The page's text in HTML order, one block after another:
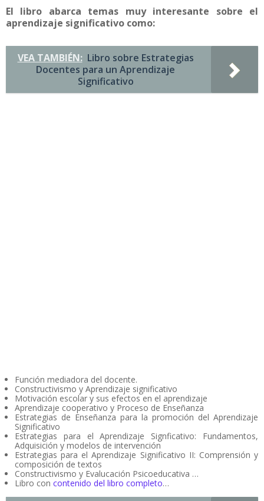
El libro abarca temas muy interesante sobre el
aprendizaje significativo como:
VEA TAMBIÉN: Libro sobre Estrategias
Docentes para un Aprendizaje
Significativo
Función mediadora del docente.
Constructivismo y Aprendizaje significativo
Motivación escolar y sus efectos en el aprendizaje
Aprendizaje cooperativo y Proceso de Enseñanza
Estrategias de Enseñanza para la promoción del Aprendizaje
Significativo
Estrategias para el Aprendizaje Signficativo: Fundamentos,
Adquisición y modelos de intervención
Estrategias para el Aprendizaje Significativo II: Comprensión y
composición de textos
Constructivismo y Evalucación Psicoeducativa …
Libro con contenido del libro completo…